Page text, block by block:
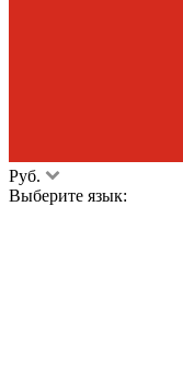
Руб.
Выберите язык: